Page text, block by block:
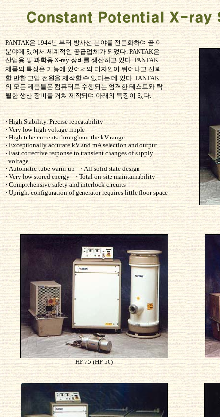
PANTAK은 1944년 부터 방사선 분야를 전문화하여 곧 이
분야에 있어서 세계적인 공급업체가 되었다. PANTAK은
산업용 및 과학용 X-ray 장비를 생산하고 있다. PANTAK
제품의 특징은 기능에 있어서의 디자인이 뛰어나고 신뢰
할 만한 고압 전원을 제작할 수 있다는 데 있다. PANTAK
의 모든 제품들은 컴퓨터로 수행되는 엄격한 테스트와 탁
월한 생산 장비를 거쳐 제작되며 아래의 특징이 있다.
·High Stability. Precise repeatability
·Very low high voltage ripple
· High tube currents throughout the kV range
·Exceptionally accurate kV and mA selection and output
·Fast corrective response to transient changes of supply
voltage
· Automatic tube warm-up · All solid state design
·Very low stored energy·Total on-site maintainability
·Comprehensive safety and interlock circuits
·Upright configuration of generator requires little floor space
HF 75 (HF 50)